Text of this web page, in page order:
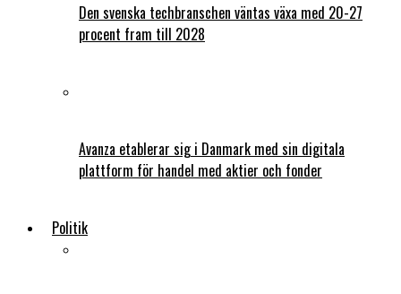
Den svenska techbranschen väntas växa med 20-27
procent fram till 2028
Avanza etablerar sig i Danmark med sin digitala
plattform för handel med aktier och fonder
Politik